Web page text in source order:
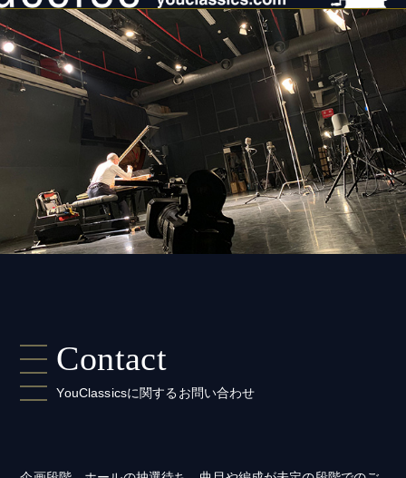
Contact
YouClassicsに関するお問い合わせ